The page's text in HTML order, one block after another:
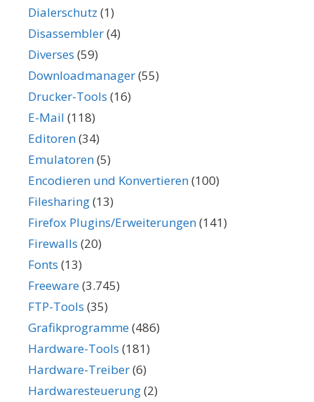
Dialerschutz (1)
Disassembler(4)
Diverses (59)
Downloadmanager(55)
Drucker-Tools (16)
E-Mail (118)
Editoren(34)
Emulatoren(5)
Encodieren und Konvertieren(100)
Filesharing(13)
Firefox Plugins/Erweiterungen(141)
Firewalls (20)
Fonts (13)
Freeware(3.745)
FTP-Tools (35)
Grafikprogramme(486)
Hardware-Tools (181)
Hardware-Treiber(6)
Hardwaresteuerung(2)